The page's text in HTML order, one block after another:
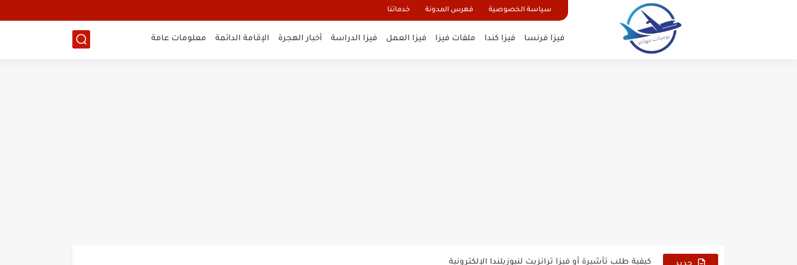
سياسة الخصوصية فهرس المدونة خدماتنا
فيزا فرنسا فيزا كندا ملفات فيزا فيزا العمل فيزا الدراسة أخبار الهجرة الإقامة الدائمة معلومات عامة